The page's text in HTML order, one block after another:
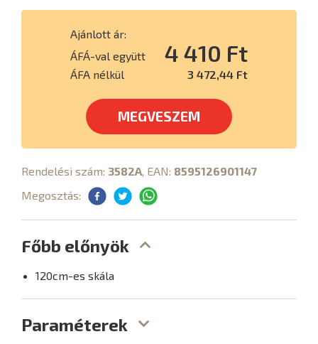
Ajánlott ár:
ÁFÁ-val együtt
4 410 Ft
ÁFA nélkül 3 472,44 Ft
MEGVESZEM
Rendelési szám: 3582A , EAN: 8595126901147
Megosztás:
Főbb előnyök
120cm-es skála
Paraméterek